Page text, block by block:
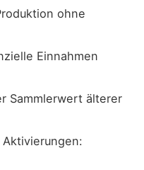
ohne
Einnahmen
Sammlerwert älterer